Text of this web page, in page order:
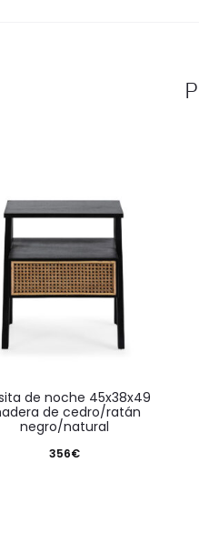
de cedro/ratán
negro/natural
356€